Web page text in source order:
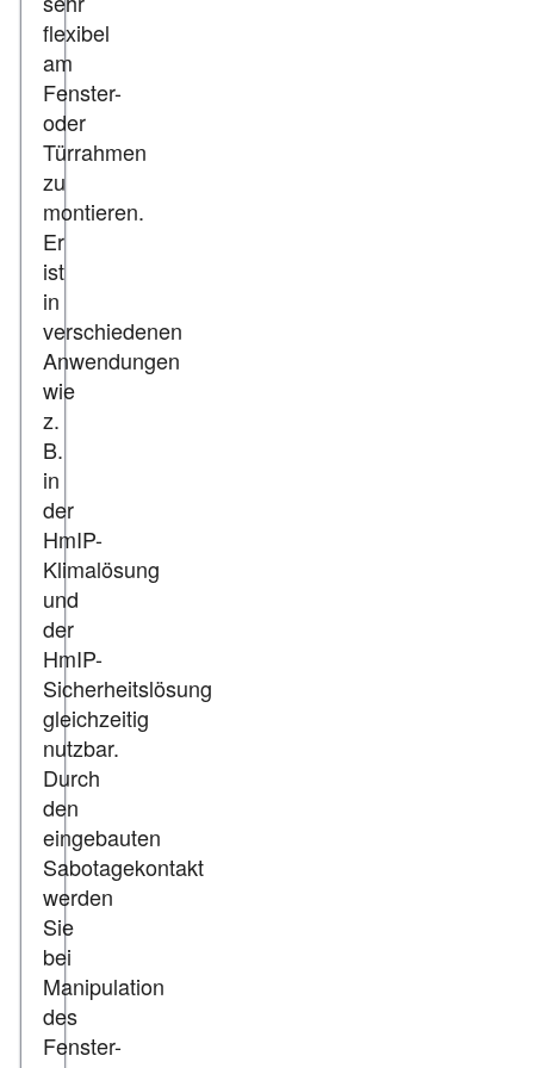
flexibel
am
Fenster-
oder
Türrahmen
zu
montieren.
Er
ist
in
verschiedenen
Anwendungen
wie
z.
B.
in
der
HmIP-
Klimalösung
und
der
HmIP-
Sicherheitslösung
gleichzeitig
nutzbar.
Durch
den
eingebauten
Sabotagekontakt
werden
Sie
bei
Manipulation
des
Fenster-